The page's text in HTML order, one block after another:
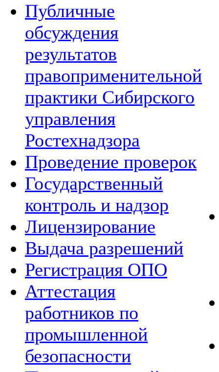
Публичные
обсуждения
результатов
правоприменительной
практики Сибирского
управления
Ростехнадзора
Проведение проверок
Государственный
контроль и надзор
Лицензирование
Выдача разрешений
Регистрация ОПО
Аттестация
работников по
промышленной
безопасности